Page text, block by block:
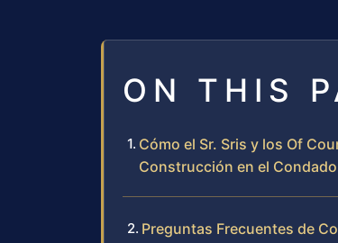
ON THIS
Cómo el Sr. Sris y los Of
Construcción en el
Preguntas Frecuentes de